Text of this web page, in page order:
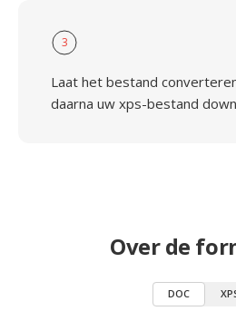
3
Laat het bestand
daarna uw xps-bestand
Over de
DOC